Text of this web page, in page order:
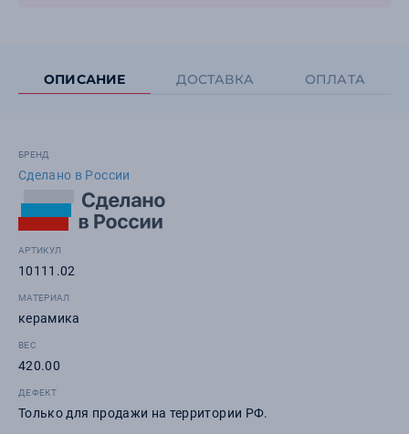
ОПИСАНИЕ ДОСТАВКА ОПЛАТА
БРЕНД
Сделано в России
АРТИКУЛ
10111.02
МАТЕРИАЛ
керамика
ВЕС
420.00
ДЕФЕКТ
Только для продажи на территории РФ.